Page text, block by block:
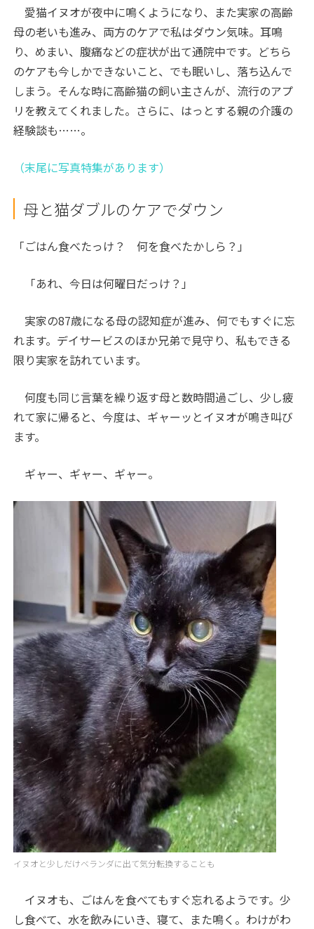
愛猫イヌオが夜中に鳴くようになり、また実家の高齢
母の老いも進み、両方のケアで私はダウン気味。耳鳴
り、めまい、腹痛などの症状が出て通院中です。どちら
のケアも今しかできないこと、でも眠いし、落ち込んで
しまう。そんな時に高齢猫の飼い主さんが、流行のアプ
リを教えてくれました。さらに、はっとする親の介護の
経験談も……。
（末尾に写真特集があります）
母と猫ダブルのケアでダウン
「ごはん食べたっけ？ 何を食べたかしら？」
「あれ、今日は何曜日だっけ？」
実家の87歳になる母の認知症が進み、何でもすぐに忘
れます。デイサービスのほか兄弟で見守り、私もできる
限り実家を訪れています。
何度も同じ言葉を繰り返す母と数時間過ごし、少し疲
れて家に帰ると、今度は、ギャーッとイヌオが鳴き叫び
ます。
ギャー、ギャー、ギャー。
イヌオと少しだけベランダに出て気分転換することも
イヌオも、ごはんを食べてもすぐ忘れるようです。少
し食べて、水を飲みにいき、寝て、また鳴く。わけがわ